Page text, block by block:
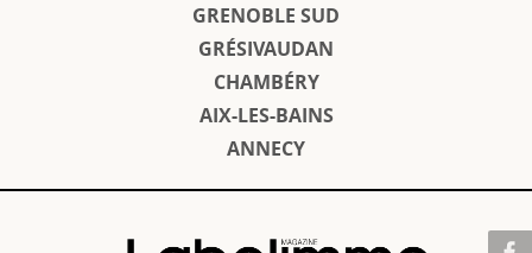
GRENOBLE SUD
GRÉSIVAUDAN
CHAMBÉRY
AIX-LES-BAINS
ANNECY